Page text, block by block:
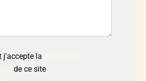
j'accepte la
de ce site